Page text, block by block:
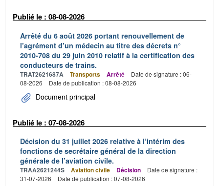
Publié le : 08-08-2026
Arrêté du 6 août 2026 portant renouvellement de
l’agrément d’un médecin au titre des décrets n°
2010-708 du 29 juin 2010 relatif à la certification des
conducteurs de trains.
TRAT2621687A Transports Arrêté
Date de signature : 06-
08-2026
Date de publication : 08-08-2026
Document principal
Publié le : 07-08-2026
Décision du 31 juillet 2026 relative à l’intérim des
fonctions de secrétaire général de la direction
générale de l’aviation civile.
TRAA2621244S Aviation civile Décision
Date de signature :
31-07-2026
Date de publication : 07-08-2026